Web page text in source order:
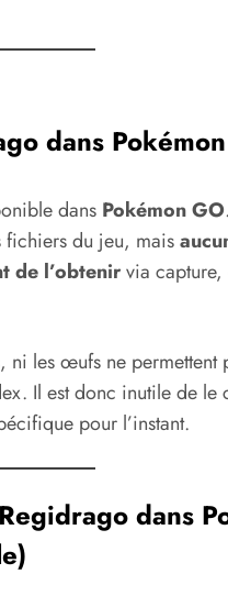
dans
dans Pokémon GO
fichiers du jeu, mais
de l’obtenirvia
les œufs ne permettent
Il est donc inutile de le
pour l’instant.
dans